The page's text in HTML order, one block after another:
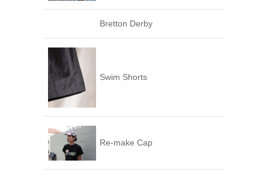
Bretton Derby
Swim Shorts
Re-make Cap